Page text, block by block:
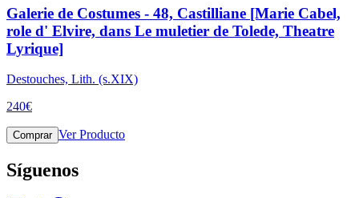
Galerie de Costumes - 48, Castilliane [Marie Cabel,
role d' Elvire, dans Le muletier de Tolede, Theatre
Lyrique]
Destouches, Lith. (s.XIX)
240€
Comprar Ver Producto
Síguenos